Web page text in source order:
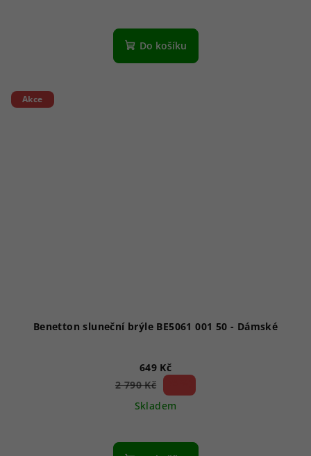
Do košíku
Akce
Benetton sluneční brýle BE5061 001 50 - Dámské
649 Kč
2 790 Kč
Skladem